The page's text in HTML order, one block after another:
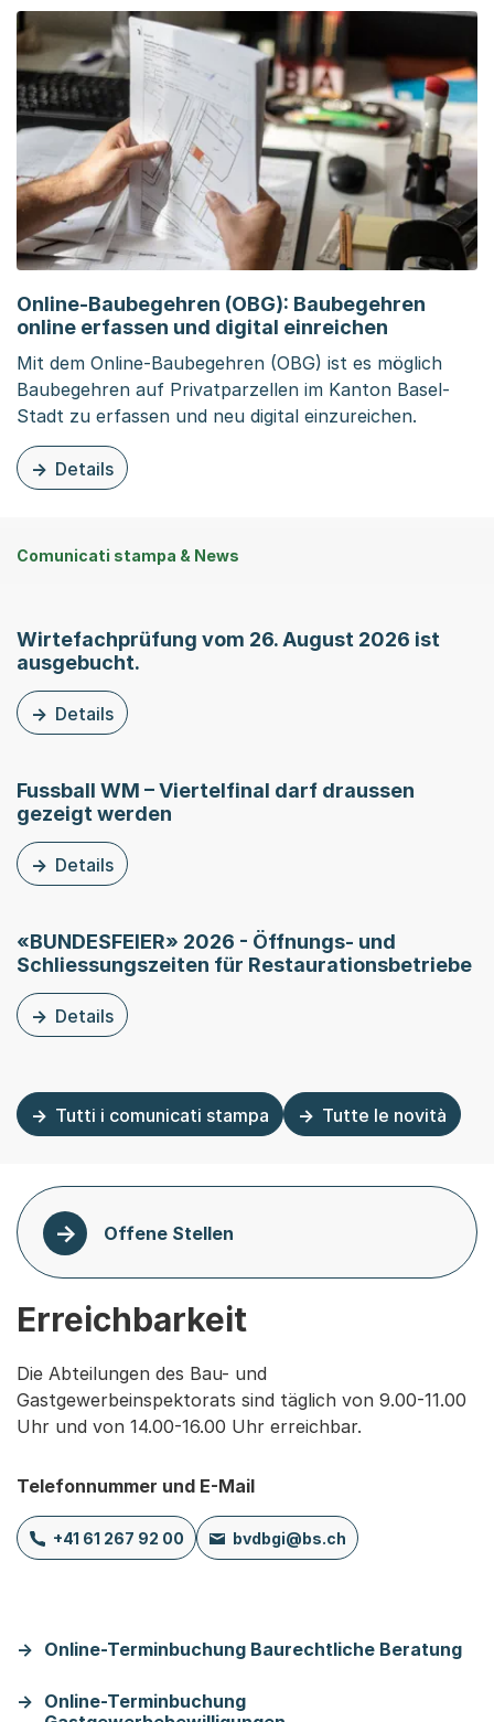
Online-Baubegehren (OBG): Baubegehren
online erfassen und digital einreichen
Mit dem Online-Baubegehren (OBG) ist es möglich
Baubegehren auf Privatparzellen im Kanton Basel-
Stadt zu erfassen und neu digital einzureichen.
Details
zu dieser Organisationsseite: Online-Baubegehren
Comunicati stampa & News
Wirtefachprüfung vom 26. August 2026 ist
ausgebucht.
Details
zu dieser News: Wirtefachprüfung vom 26. August
Fussball WM – Viertelfinal darf draussen
gezeigt werden
Details
a questo comunicato stampa: Fussball WM –
«BUNDESFEIER» 2026 - Öffnungs- und
Schliessungszeiten für Restaurationsbetriebe
Details
zu dieser News: «BUNDESFEIER» 2026 - Öffnungs-
Tutti i comunicati stampa Tutte le novità
Offene Stellen
Erreichbarkeit
Die Abteilungen des Bau- und
Gastgewerbeinspektorats sind täglich von 9.00-11.00
Uhr und von 14.00-16.00 Uhr erreichbar.
Telefonnummer und E-Mail
+41 61 267 92 00 bvdbgi@bs.ch
Online-Terminbuchung Baurechtliche Beratung
Online-Terminbuchung